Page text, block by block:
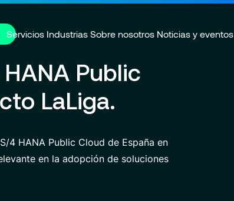
pie de página
Servicios
Customer Experience
Industrias Sobre nosotros
Gobernanza
Contacto
Noticias y eventos
Ofertas de empleo
Public
LaLiga.
4 HANA Public Cloud de España en
en la adopción de soluciones